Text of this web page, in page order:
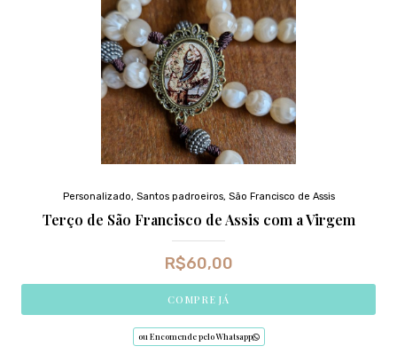
Personalizado, Santos padroeiros, São Francisco de Assis
Terço de São Francisco de Assis com a Virgem
R$60,00
COMPRE JÁ
ou Encomende pelo Whatsapp